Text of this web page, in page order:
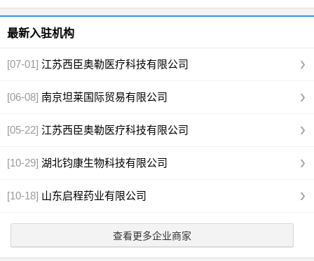
最新入驻机构
[07-01] 江苏西臣奥勒医疗科技有限公司
[06-08] 南京坦莱国际贸易有限公司
[05-22] 江苏西臣奥勒医疗科技有限公司
[10-29] 湖北钧康生物科技有限公司
[10-18] 山东启程药业有限公司
查看更多企业商家